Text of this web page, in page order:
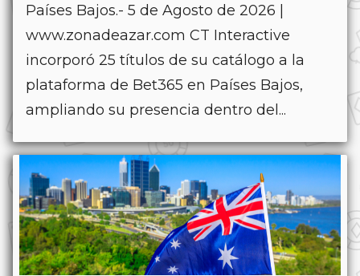
Países Bajos.- 5 de Agosto de 2026 |
www.zonadeazar.com CT Interactive
incorporó 25 títulos de su catálogo a la
plataforma de Bet365 en Países Bajos,
ampliando su presencia dentro del...